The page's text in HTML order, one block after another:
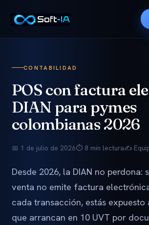
CONTABILIDAD
POS con factura
DIAN para pymes
colombianas 2026
📅 1 de julio de 2026⏱ 8 min lectura✍️
Desde 2026, la DIAN no perdona:
venta no emite factura
cada transacción, estás expuesto
que arrancan en 10 UVT por